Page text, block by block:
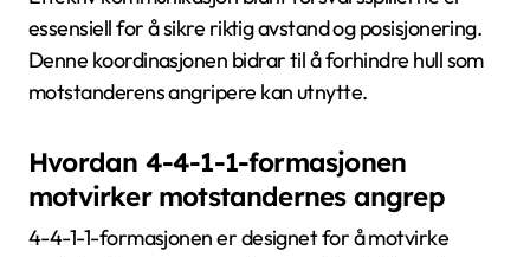
essensiell for å sikre riktig avstand og posisjonering.
Denne koordinasjonen bidrar til å forhindre hull som
motstanderens angripere kan utnytte.
Hvordan 4-4-1-1-formasjonen
motvirker motstandernes angrep
4-4-1-1-formasjonen er designet for å motvirke